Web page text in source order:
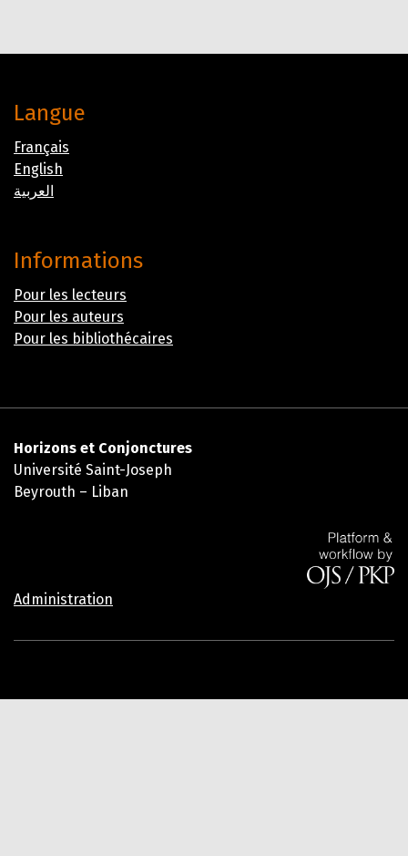
Langue
Français
English
العربية
Informations
Pour les lecteurs
Pour les auteurs
Pour les bibliothécaires
Horizons et Conjonctures
Université Saint-Joseph
Beyrouth – Liban
Administration